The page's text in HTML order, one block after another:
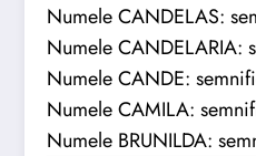
Numele CANDELAS:
Numele CANDELARIA:
Numele CANDE:
Numele CAMILA:
Numele BRUNILDA: